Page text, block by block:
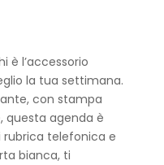
è l’accessorio
la tua settimana.
con stampa
questa agenda è
telefonica e
bianca, ti